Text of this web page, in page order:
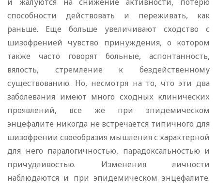
способности действовать и переживать, как
раньше. Еще больше увеличивают сходство с
шизофренией чувство принуждения, о котором
также часто говорят больные, аспонтанность,
вялость, стремление к бездейственному
существованию. Но, несмотря на то, что эти два
заболевания имеют много сходных клинических
проявлений, все же при эпидемическом
энцефалите никогда не встречается типичного для
шизофрении своеобразия мышления с характерной
для него паралогичностью, парадоксальностью и
причудливостью. Изменения личности
наблюдаются и при эпидемическом энцефалите.